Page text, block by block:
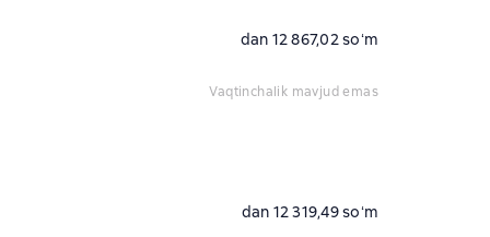
dan 12 867,02 soʻm
vaqtinchalik mavjud emas
dan 12 319,49 soʻm